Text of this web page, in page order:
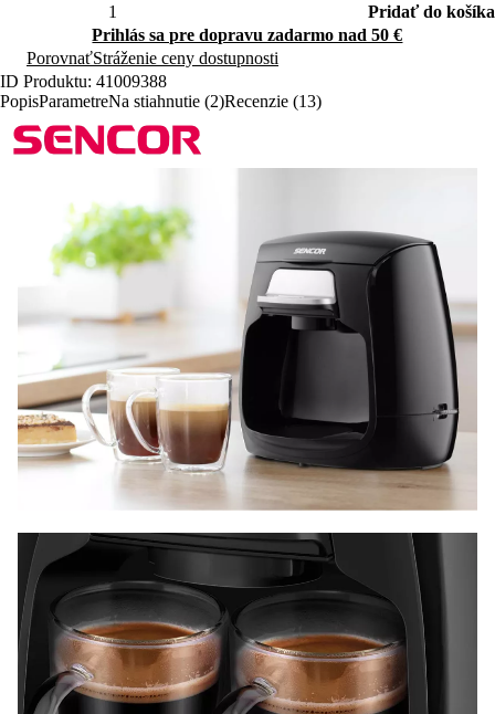
Pridať do košíka
Prihlás sa pre dopravu zadarmo nad 50 €
PorovnaťStráženie ceny dostupnosti
ID Produktu: 41009388
PopisParametreNa stiahnutie (2)Recenzie (13)